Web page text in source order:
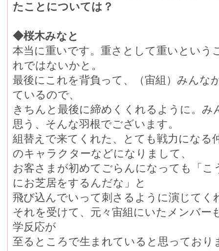
たことについては？
◆桜木みなと
本当に重いです。重さとして重いという
れではないかと。
最後にこれを背負って、（宙組）みんな
ているので、
きちんと最後に締めくくれるように。
思う、そんな羽根でございます。
組替えで来てくれた、とても戦力になる
のキャラクターなどになりまして、
お客さまが初めてごらんになっても「
にお芝居をするんだな」と
飛び込んでいって刺さるように演じてく
それを受けて、元々宙組にいたメンバー
学反応が
至るところで生まれていると思っており